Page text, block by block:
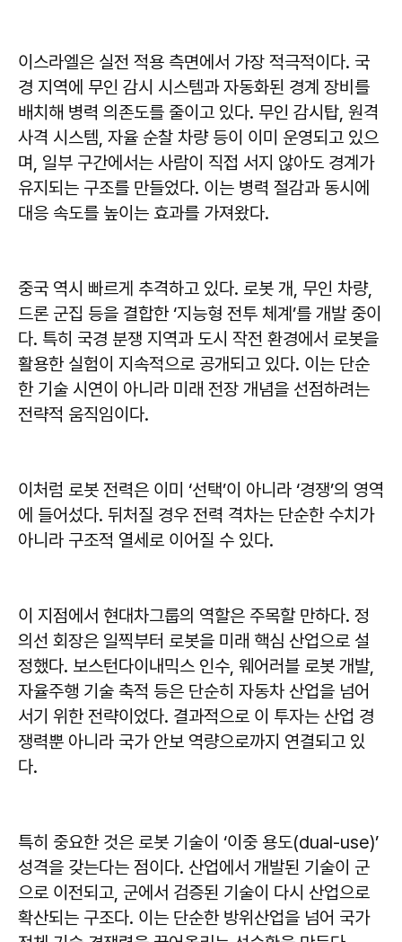
이스라엘은 실전 적용 측면에서 가장 적극적이다. 국
경 지역에 무인 감시 시스템과 자동화된 경계 장비를
배치해 병력 의존도를 줄이고 있다. 무인 감시탑, 원격
사격 시스템, 자율 순찰 차량 등이 이미 운영되고 있으
며, 일부 구간에서는 사람이 직접 서지 않아도 경계가
유지되는 구조를 만들었다. 이는 병력 절감과 동시에
대응 속도를 높이는 효과를 가져왔다.
중국 역시 빠르게 추격하고 있다. 로봇 개, 무인 차량,
드론 군집 등을 결합한 ‘지능형 전투 체계’를 개발 중이
다. 특히 국경 분쟁 지역과 도시 작전 환경에서 로봇을
활용한 실험이 지속적으로 공개되고 있다. 이는 단순
한 기술 시연이 아니라 미래 전장 개념을 선점하려는
전략적 움직임이다.
이처럼 로봇 전력은 이미 ‘선택’이 아니라 ‘경쟁’의 영역
에 들어섰다. 뒤처질 경우 전력 격차는 단순한 수치가
아니라 구조적 열세로 이어질 수 있다.
이 지점에서 현대차그룹의 역할은 주목할 만하다. 정
의선 회장은 일찍부터 로봇을 미래 핵심 산업으로 설
정했다. 보스턴다이내믹스 인수, 웨어러블 로봇 개발,
자율주행 기술 축적 등은 단순히 자동차 산업을 넘어
서기 위한 전략이었다. 결과적으로 이 투자는 산업 경
쟁력뿐 아니라 국가 안보 역량으로까지 연결되고 있
다.
특히 중요한 것은 로봇 기술이 ‘이중 용도(dual-use)’
성격을 갖는다는 점이다. 산업에서 개발된 기술이 군
으로 이전되고, 군에서 검증된 기술이 다시 산업으로
확산되는 구조다. 이는 단순한 방위산업을 넘어 국가